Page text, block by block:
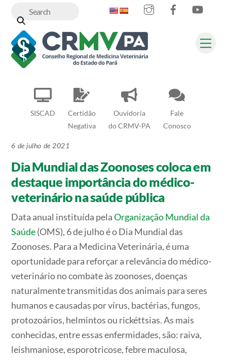
content
SISCAD
Certidão
Negativa
Ouvidoria
do CRMV-PA
Fale
Conosco
InstagramFacebook
6 de julho de 2021
Dia Mundial das Zoonoses coloca em
destaque importância do médico-
veterinário na saúde pública
Data anual instituída pelaOrganização Mundial da
Saúde(OMS), 6 de julho é o Dia Mundial das
Zoonoses. Para a Medicina Veterinária, é uma
oportunidade para reforçar a relevância do médico-
veterinário no combate às zoonoses, doenças
naturalmente transmitidas dos animais para seres
humanos e causadas por vírus, bactérias, fungos,
protozoários, helmintos ou rickéttsias. As mais
conhecidas, entre essas enfermidades, são: raiva,
leishmaniose, esporotricose, febre maculosa,